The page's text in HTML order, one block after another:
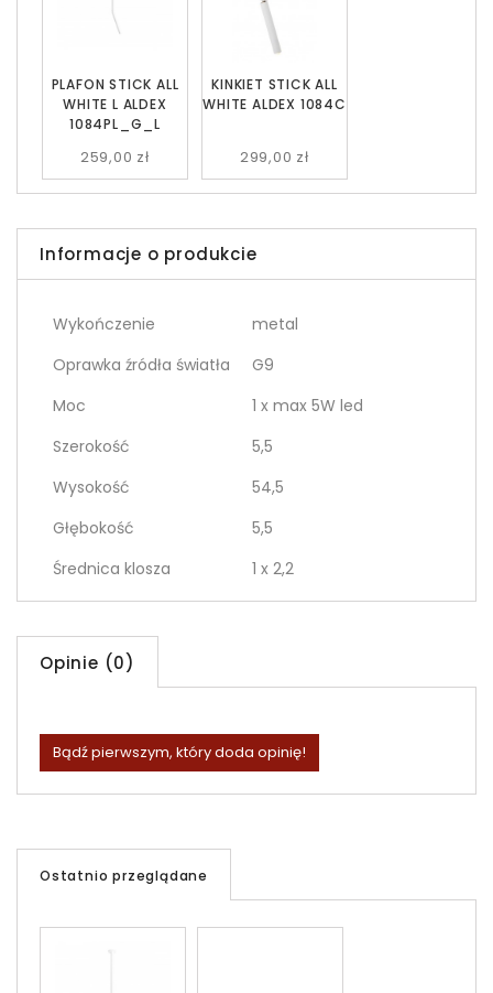
PLAFON STICK ALL
WHITE L ALDEX
1084PL_G_L
259,00 zł
KINKIET STICK ALL
WHITE ALDEX 1084C
299,00 zł
Informacje o produkcie
Wykończenie
metal
Oprawka źródła światła
G9
Moc
1 x max 5W led
Szerokość
5,5
Wysokość
54,5
Głębokość
5,5
Średnica klosza
1 x 2,2
Opinie (0)
Bądź pierwszym, który doda opinię!
Ostatnio przeglądane